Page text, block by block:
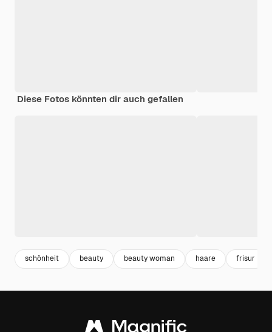
Diese Fotos könnten dir auch gefallen
schönheit beauty beauty woman haare frisur